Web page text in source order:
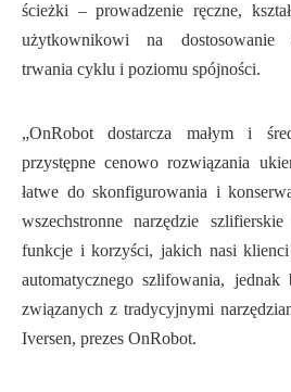
ścieżki – prowadzenie ręczne,
użytkownikowi na dostosowanie
trwania cyklu i poziomu spójności.
„OnRobot dostarcza małym i
przystępne cenowo rozwiązania
łatwe do skonfigurowania i
wszechstronne narzędzie
funkcje i korzyści, jakich nasi
automatycznego szlifowania,
związanych z tradycyjnymi
Iversen, prezes OnRobot.